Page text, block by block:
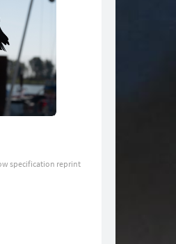
specification reprint